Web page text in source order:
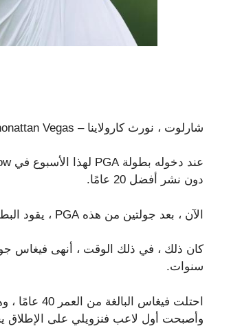
شارلوت ، نورث كارولاينا – Jhonattan Vegas في منطقة غير مألوفة: في موقع للفوز ببطولة كبرى.
دون نشر أفضل 20 عامًا.
الآن ، بعد جولتين من هذه PGA ، يقود البطولة بسعر 8-Under Par بعد إطلاق النار على 1-PAR 70 يوم الجمعة.
سنوات.
وأصبحت أول لاعب فنزويلي على الإطلاق